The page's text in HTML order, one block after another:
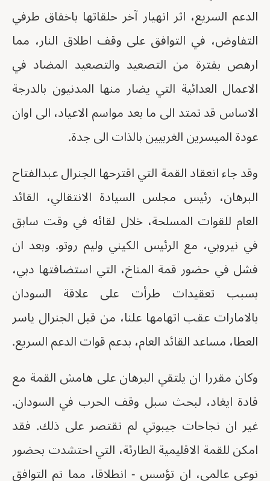
الدعم السريع، اثر انهيار آخر حلقاتها باخفاق طرفي
التفاوض، في التوافق على وقف اطلاق النار، مما
ارهص بفترة من التصعيد والتصعيد المضاد في
الاعمال العدائية التي يضار منها المدنيون بالدرجة
الاساس قد تمتد الى ما بعد مواسم الاعياد، الى اوان
عودة الميسرين الغربيين بالذات الى جدة.
وقد جاء انعقاد القمة التي اقترحها الجنرال عبدالفتاح
البرهان، رئيس مجلس السيادة الانتقالي، القائد
العام للقوات المسلحة، خلال لقائه في وقت سابق
في نيروبي، مع الرئيس الكيني وليم روتو. وبعد ان
فشل في حضور قمة المناخ، التي استضافتها دبي،
بسبب تعقيدات طرأت على علاقة السودان
بالامارات عقب اتهامها علنا، من قبل الجنرال ياسر
العطا، مساعد القائد العام، بدعم قوات الدعم السريع.
وكان مقررا ان يلتقي البرهان على هامش القمة مع
قادة ايغاد، لبحث سبل وقف الحرب في السودان.
غير ان نجاحات جيبوتي لم تقتصر على ذلك. فقد
امكن للقمة الاقليمية الطارئة، التي احتشدت بحضور
نوعي عالمي، ان تؤسس - انطلاقا، مما تم التوافق